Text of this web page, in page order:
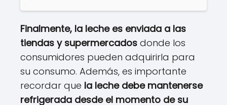
Finalmente, la leche es enviada a las
tiendas y supermercados donde los
consumidores pueden adquirirla para
su consumo. Además, es importante
recordar que la leche debe mantenerse
refrigerada desde el momento de su